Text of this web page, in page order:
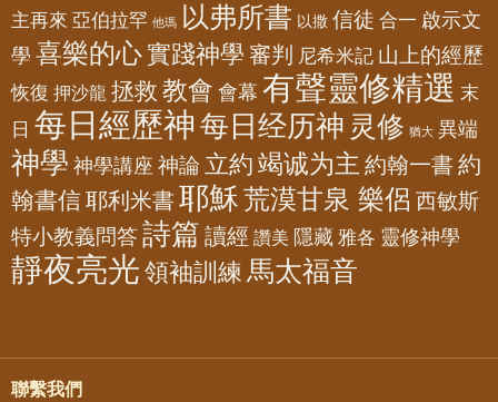
主再來 亞伯拉罕 他瑪 以弗所書 以撒 信徒 合一 啟示文
學 喜樂的心實踐神學 審判 尼希米記 山上的經歷
恢復 押沙龍 拯救 教會 會幕 有聲靈修精選 末
日 每日經歷神 每日经历神 灵修 猶大 異端
神學 神學講座 神論 立約 竭诚为主 約翰一書 約
翰書信耶利米書 耶穌荒漠甘泉 樂侶 西敏斯
特小教義問答詩篇 讀經 讚美 隱藏 雅各 靈修神學
靜夜亮光 領袖訓練 馬太福音
聯繫我們